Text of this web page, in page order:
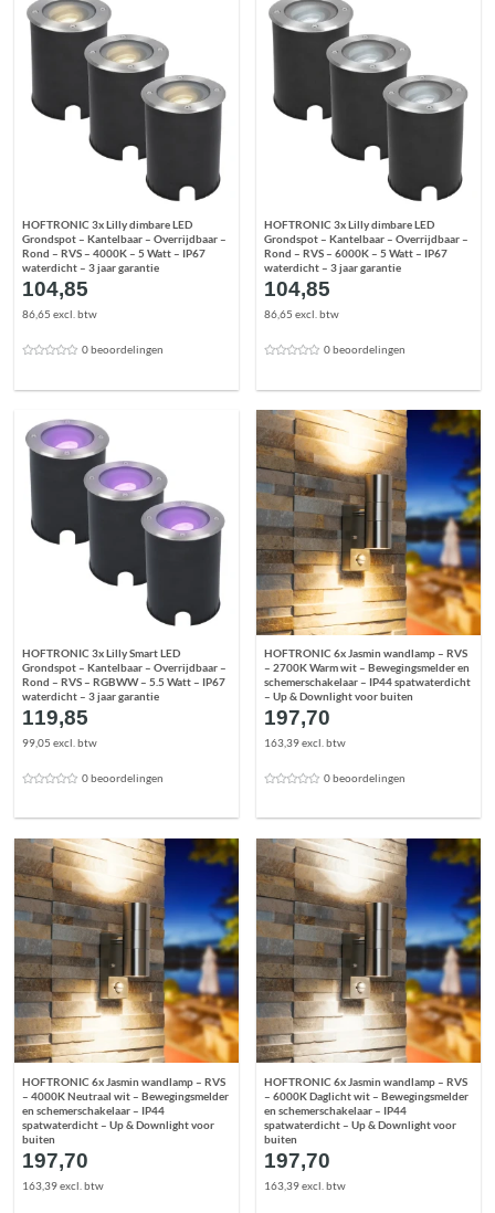
HOFTRONIC 3x Lilly dimbare LED
Grondspot – Kantelbaar – Overrijdbaar –
Rond – RVS – 4000K – 5 Watt – IP67
waterdicht – 3 jaar garantie
104,85
86,65 excl. btw
0 beoordelingen
HOFTRONIC 3x Lilly dimbare LED
Grondspot – Kantelbaar – Overrijdbaar –
Rond – RVS – 6000K – 5 Watt – IP67
waterdicht – 3 jaar garantie
104,85
86,65 excl. btw
0 beoordelingen
HOFTRONIC 3x Lilly Smart LED
Grondspot – Kantelbaar – Overrijdbaar –
Rond – RVS – RGBWW – 5.5 Watt – IP67
waterdicht – 3 jaar garantie
119,85
99,05 excl. btw
0 beoordelingen
HOFTRONIC 6x Jasmin wandlamp – RVS
– 2700K Warm wit – Bewegingsmelder en
schemerschakelaar – IP44 spatwaterdicht
– Up & Downlight voor buiten
197,70
163,39 excl. btw
0 beoordelingen
HOFTRONIC 6x Jasmin wandlamp – RVS
– 4000K Neutraal wit – Bewegingsmelder
en schemerschakelaar – IP44
spatwaterdicht – Up & Downlight voor
buiten
197,70
163,39 excl. btw
HOFTRONIC 6x Jasmin wandlamp – RVS
– 6000K Daglicht wit – Bewegingsmelder
en schemerschakelaar – IP44
spatwaterdicht – Up & Downlight voor
buiten
197,70
163,39 excl. btw